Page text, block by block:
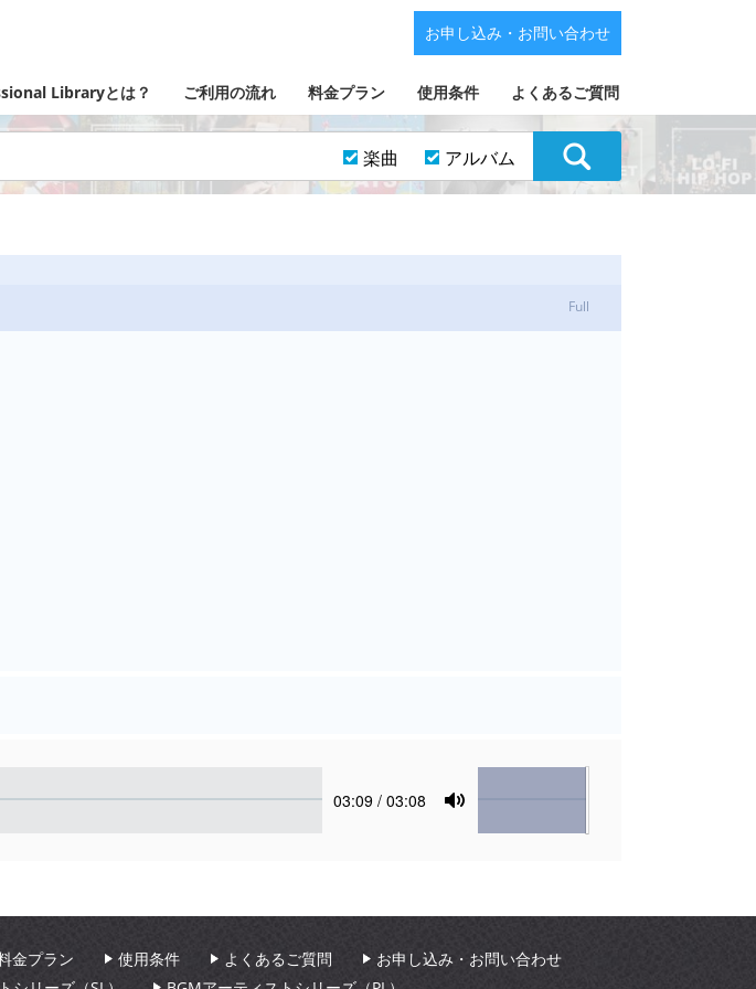
Libraryとは？ ご利用の流れ 料金プラン 使用条件 よくあるご質問
お申し込み・お問い合わせ
楽曲 アルバム
Full
Current
03:09 / 03:08
Mute
Volume
金プラン 使用条件 よくあるご質問
お申し込み・お問い合わせ